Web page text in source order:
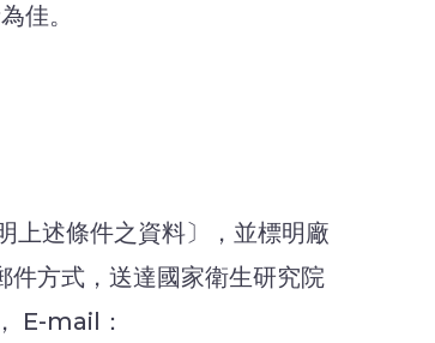
佳。
上述條件之資料〕，並標明廠
件方式，送達國家衛生研究院
E-mail：